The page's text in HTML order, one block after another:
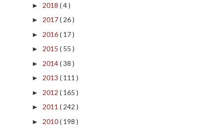
► 2018 ( 4 )
► 2017( 26 )
► 2016( 17 )
► 2015 ( 55 )
► 2014( 38 )
► 2013 ( 111 )
► 2012 ( 165 )
► 2011 ( 242 )
► 2010( 198 )